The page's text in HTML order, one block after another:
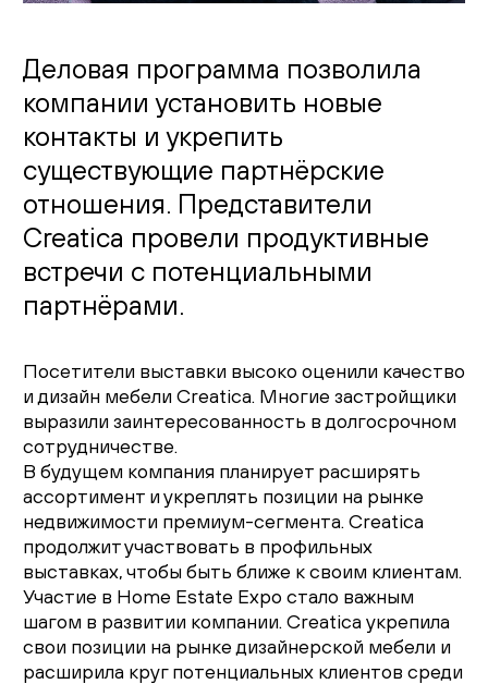
Деловая программа позволила
компании установить новые
контакты и укрепить
существующие партнёрские
отношения. Представители
Creatica провели продуктивные
встречи с потенциальными
партнёрами.
Посетители выставки высоко оценили качество
и дизайн мебели Creatica. Многие застройщики
выразили заинтересованность в долгосрочном
сотрудничестве.
В будущем компания планирует расширять
ассортимент и укреплять позиции на рынке
недвижимости премиум-сегмента. Creatica
продолжит участвовать в профильных
выставках, чтобы быть ближе к своим клиентам.
Участие в Home Estate Expo стало важным
шагом в развитии компании. Creatica укрепила
свои позиции на рынке дизайнерской мебели и
расширила круг потенциальных клиентов среди